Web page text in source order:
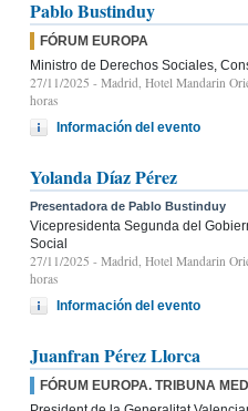
Pablo Bustinduy
FÓRUM EUROPA
Ministro de Derechos Sociales,
27/11/2025 - Madrid, Hotel Mandarin
horas
Información del evento
Yolanda Díaz Pérez
Presentadora de Pablo Bustinduy
Vicepresidenta Segunda del
Social
27/11/2025 - Madrid, Hotel Mandarin
horas
Información del evento
Juanfran Pérez Llorca
FÓRUM EUROPA. TRIBUNA